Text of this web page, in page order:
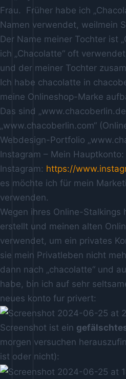
Frau. Früher habe ich
Namen verwendet, weilmein
Der Name meiner Tochter ist
ich „Chacolatte“ oft
und der meiner Tochter
Ich habe chacolatte in
meine Onlineshop-Marke
Das sind
„www.chacoberlin.com“
Webdesign-Portfolio
Instagram – Mein Hauptkonto:
Instagram: https://
es möchte ich für mein
verwenden.
Wegen ihres Online-Stalkings
erstellt und meinen alten
verwendet, um ein privates
sie mein Privatleben nicht
dann nach „chacolatte“ und
habe, bin ich auf sehr
neues konto fur privert:
Screenshot ist ein
morgen versuchen
ist oder nicht):